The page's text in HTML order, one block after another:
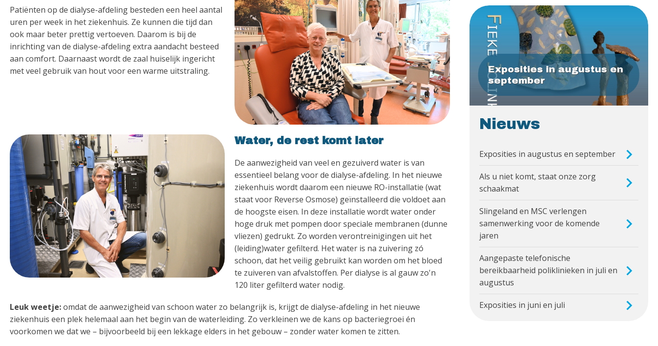
Patiënten op de dialyse-afdeling besteden een heel aantal
uren per week in het ziekenhuis. Ze kunnen die tijd dan
ook maar beter prettig vertoeven. Daarom is bij de
inrichting van de dialyse-afdeling extra aandacht besteed
aan comfort. Daarnaast wordt de zaal huiselijk ingericht
met veel gebruik van hout voor een warme uitstraling.
Water, de rest komt later
De aanwezigheid van veel en gezuiverd water is van
essentieel belang voor de dialyse-afdeling. In het nieuwe
ziekenhuis wordt daarom een nieuwe RO-installatie (wat
staat voor Reverse Osmose) geïnstalleerd die voldoet aan
de hoogste eisen. In deze installatie wordt water onder
hoge druk met pompen door speciale membranen (dunne
vliezen) gedrukt. Zo worden verontreinigingen uit het
(leiding)water gefilterd. Het water is na zuivering zó
schoon, dat het veilig gebruikt kan worden om het bloed
te zuiveren van afvalstoffen. Per dialyse is al gauw zo'n
120 liter gefilterd water nodig.
Leuk weetje:omdat de aanwezigheid van schoon water zo belangrijk is, krijgt de dialyse-afdeling in het nieuwe
ziekenhuis een plek helemaal aan het begin van de waterleiding. Zo verkleinen we de kans op bacteriegroei én
voorkomen we dat we – bijvoorbeeld bij een lekkage elders in het gebouw – zonder water komen te zitten.
Exposities in augustus en
september
Nieuws
Exposities in augustus en september
Als u niet komt, staat onze zorg
schaakmat
Slingeland en MSC verlengen
samenwerking voor de komende
jaren
Aangepaste telefonische
bereikbaarheid poliklinieken in juli en
augustus
Exposities in juni en juli